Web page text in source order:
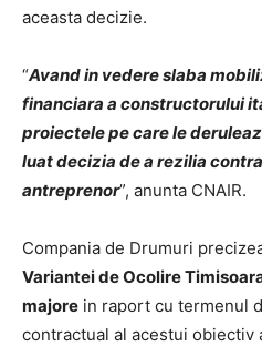
aceasta decizie.
“Avand in vedere slaba
financiara a constructorului
proiectele pe care le
luat decizia de a rezilia
antreprenor”, anunta CNAIR.
Compania de Drumuri
Variantei de Ocolire
majore in raport cu termenul
contractual al acestui obiectiv